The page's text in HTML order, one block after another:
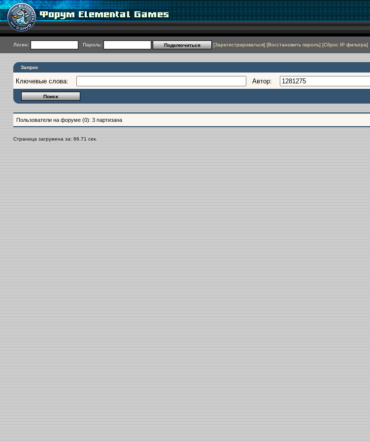
Логин: Пароль: [Зарегистрироваться] [Восстановить пароль] [Сброс IP фильтра]
Запрос
Ключевые слова: Автор:
Пользователи на форуме (0): 3 партизана
Страница загружена за: 66.71 сек.